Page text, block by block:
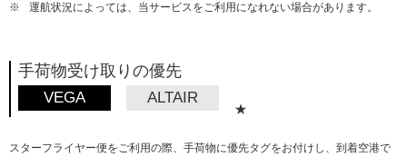
※
運航状況によっては、当サービスをご利用になれない場合があります。
手荷物受け取りの優先
VEGA ALTAIR
★
スターフライヤー便をご利用の際、手荷物に優先タグをお付けし、到着空港で